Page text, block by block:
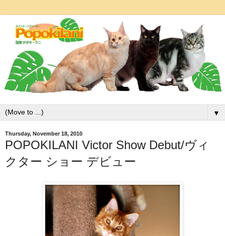
▼
Thursday, November 18, 2010
POPOKILANI Victor Show Debut/ヴィ
クター ショー デビュー